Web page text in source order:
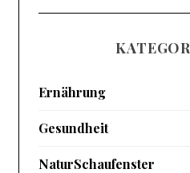
Ernährung
Gesundheit
NaturSchaufenster